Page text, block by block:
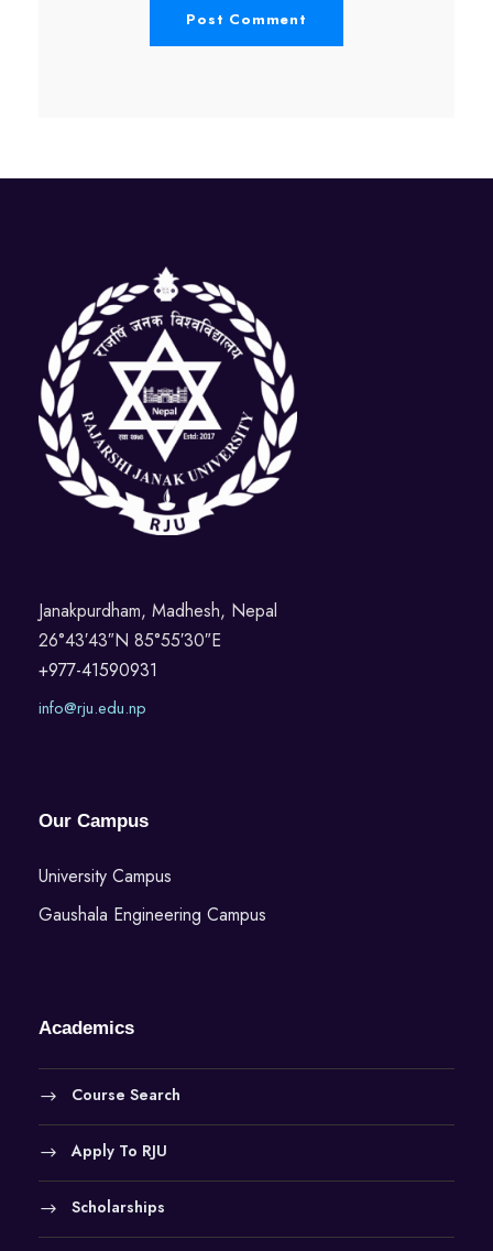
Janakpurdham, Madhesh, Nepal
26°43′43″N 85°55′30″E
+977-41590931
info@rju.edu.np
Our Campus
University Campus
Gaushala Engineering Campus
Academics
Course Search
Apply To RJU
Scholarships